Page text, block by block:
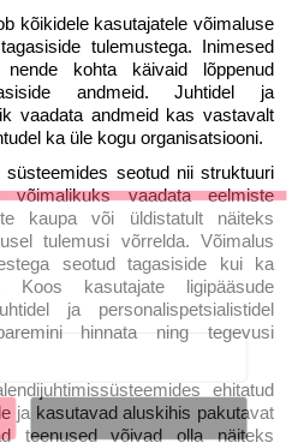
kõikidele kasutajatele võimaluse
tulemustega. Inimesed
kohta käivaid lõppenud
andmeid. Juhtidel ja
vaadata andmeid kas vastavalt
ka üle kogu organisatsiooni.
seotud nii struktuuri
vaadata eelmiste
kaupa või üldistatult näiteks
tulemusi võrrelda. Võimalus
seotud tagasiside kui ka
Koos kasutajate ligipääsude
ja personalispetsialistidel
hinnata ning tegevusi
ehitatud
ja kasutavad aluskihis pakutavat
teenused võivad olla näiteks
ja põnevatest lugudest
valdkonnas
Ei, tänan